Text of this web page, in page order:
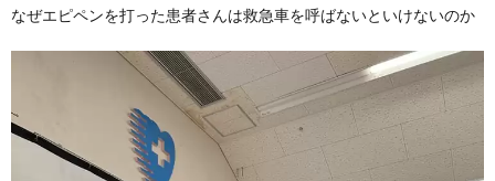
なぜエピペンを打った患者さんは救急車を呼ばないといけないのか